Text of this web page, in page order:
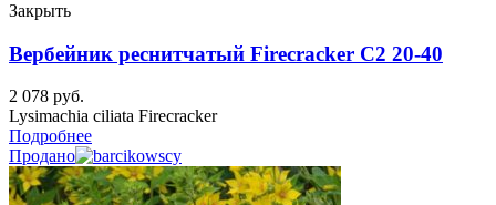
Закрыть
Вербейник реснитчатый Firecracker C2 20-40
2 078 руб.
Lysimachia ciliata Firecracker
Подробнее
Продано